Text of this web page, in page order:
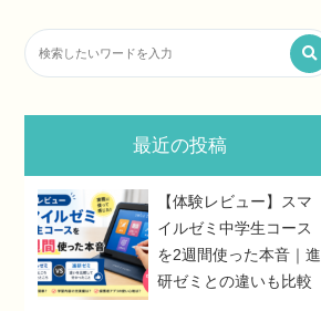
最近の投稿
【体験レビュー】スマ
イルゼミ中学生コース
を2週間使った本音｜進
研ゼミとの違いも比較